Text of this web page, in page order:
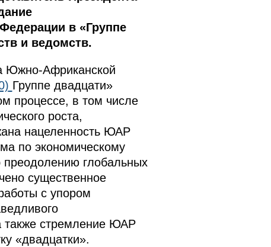
в «Группе
и ведомств.
Южно-Африканской
Группе двадцати»
процессе, в том числе
роста,
нацеленность ЮАР
по экономическому
преодолению глобальных
существенное
с упором
также стремление ЮАР
«двадцатки».